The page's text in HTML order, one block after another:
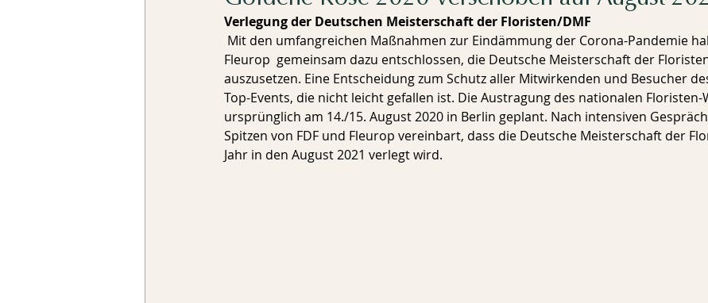
Verlegung der Deutschen Meisterschaft der Floristen/DMF
Fleurop  gemeinsam dazu entschlossen, die Deutsche Meisterschaft der
auszusetzen. Eine Entscheidung zum Schutz aller Mitwirkenden und Besucher
Top-Events, die nicht leicht gefallen ist. Die Austragung des nationalen
ursprünglich am 14./15. August 2020 in Berlin geplant. Nach intensiven
Spitzen von FDF und Fleurop vereinbart, dass die Deutsche Meisterschaft der
Jahr in den August 2021 verlegt wird.